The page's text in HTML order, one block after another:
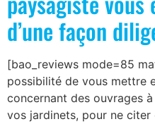
d’une façon
[bao_reviews mode=85
possibilité de vous mettre
concernant des ouvrages
vos jardinets, pour ne